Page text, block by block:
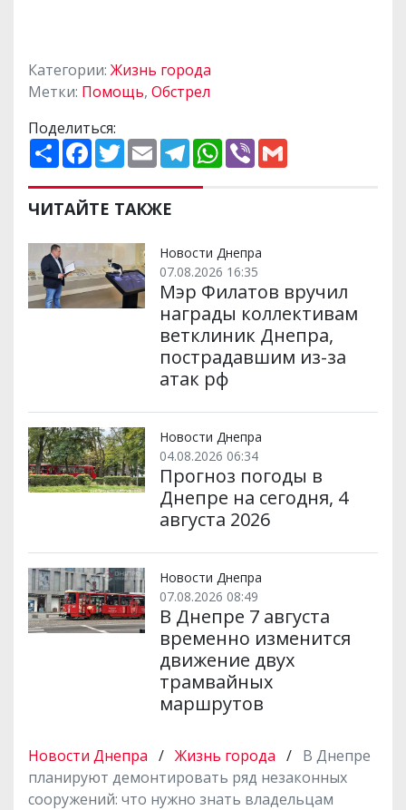
Категории: Жизнь города
Метки: Помощь, Обстрел
Поделиться:
П
о
ш
и
р
и
и
F
a
c
e
b
o
k
T
w
t
t
e
E
m
a
i
l
T
e
e
m
W
h
a
p
V
b
ЧИТАЙТЕ ТАКЖЕ
Новости Днепра
07.08.2026 16:35
Мэр Филатов вручил
награды коллективам
ветклиник Днепра,
пострадавшим из-за
атак рф
Новости Днепра
04.08.2026 06:34
Прогноз погоды в
Днепре на сегодня, 4
августа 2026
Новости Днепра
07.08.2026 08:49
В Днепре 7 августа
временно изменится
движение двух
трамвайных
маршрутов
Новости Днепра / Жизнь города / В Днепре
планируют демонтировать ряд незаконных
сооружений: что нужно знать владельцам